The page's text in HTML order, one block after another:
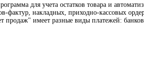
для учета остатков товара и
фактур, накладных, приходно-кассовых
продаж" имеет разные виды платежей: